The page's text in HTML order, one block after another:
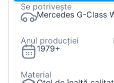
Se potrivește
Mercedes G-Class
Anul producției
1979+
Material